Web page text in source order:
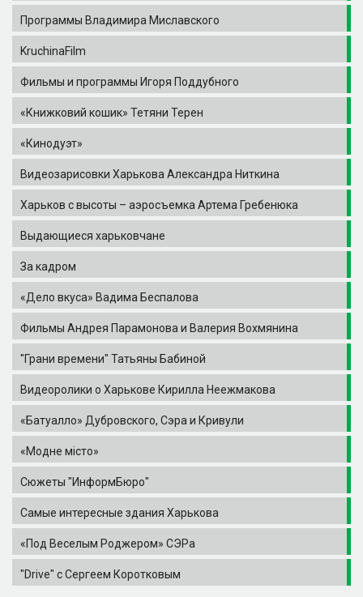
Программы Владимира Миславского
KruchinaFilm
Фильмы и программы Игоря Поддубного
«Книжковий кошик» Тетяни Терен
«Кинодуэт»
Видеозарисовки Харькова Александра Ниткина
Харьков с высоты – аэросъемка Артема Гребенюка
Выдающиеся харьковчане
За кадром
«Дело вкуса» Вадима Беспалова
Фильмы Андрея Парамонова и Валерия Вохмянина
"Грани времени" Татьяны Бабиной
Видеоролики о Харькове Кирилла Неежмакова
«Батуалло» Дубровского, Сэра и Кривули
«Модне місто»
Сюжеты "ИнформБюро"
Самые интересные здания Харькова
«Под Веселым Роджером» СЭРа
"Drive" с Сергеем Коротковым